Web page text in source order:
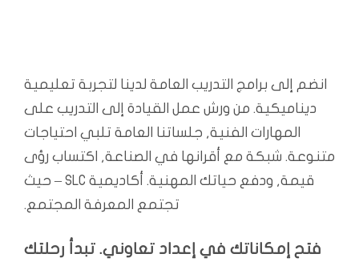
انضم إلى برامج التدريب العامة لدينا لتجربة تعليمية
ديناميكية. من ورش عمل القيادة إلى التدريب على
المهارات الفنية, جلساتنا العامة تلبي احتياجات
متنوعة. شبكة مع أقرانها في الصناعة, اكتساب رؤى
قيمة, ودفع حياتك المهنية. أكاديمية SLC – حيث
تجتمع المعرفة المجتمع.
فتح إمكاناتك في إعداد تعاوني. تبدأ رحلتك